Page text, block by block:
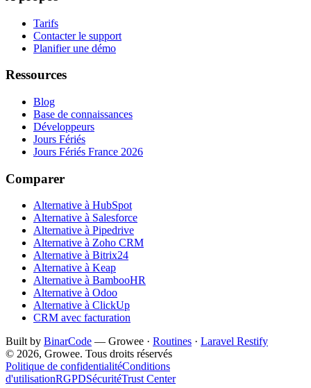
Tarifs
Contacter le support
Planifier une démo
Ressources
Blog
Base de connaissances
Développeurs
Jours Fériés
Jours Fériés France 2026
Comparer
Alternative à HubSpot
Alternative à Salesforce
Alternative à Pipedrive
Alternative à Zoho CRM
Alternative à Bitrix24
Alternative à Keap
Alternative à BambooHR
Alternative à Odoo
Alternative à ClickUp
CRM avec facturation
Built by BinarCode — Growee · Routines · Laravel Restify
© 2026, Growee. Tous droits réservés
Politique de confidentialitéConditions
d'utilisationRGPDSécuritéTrust Center